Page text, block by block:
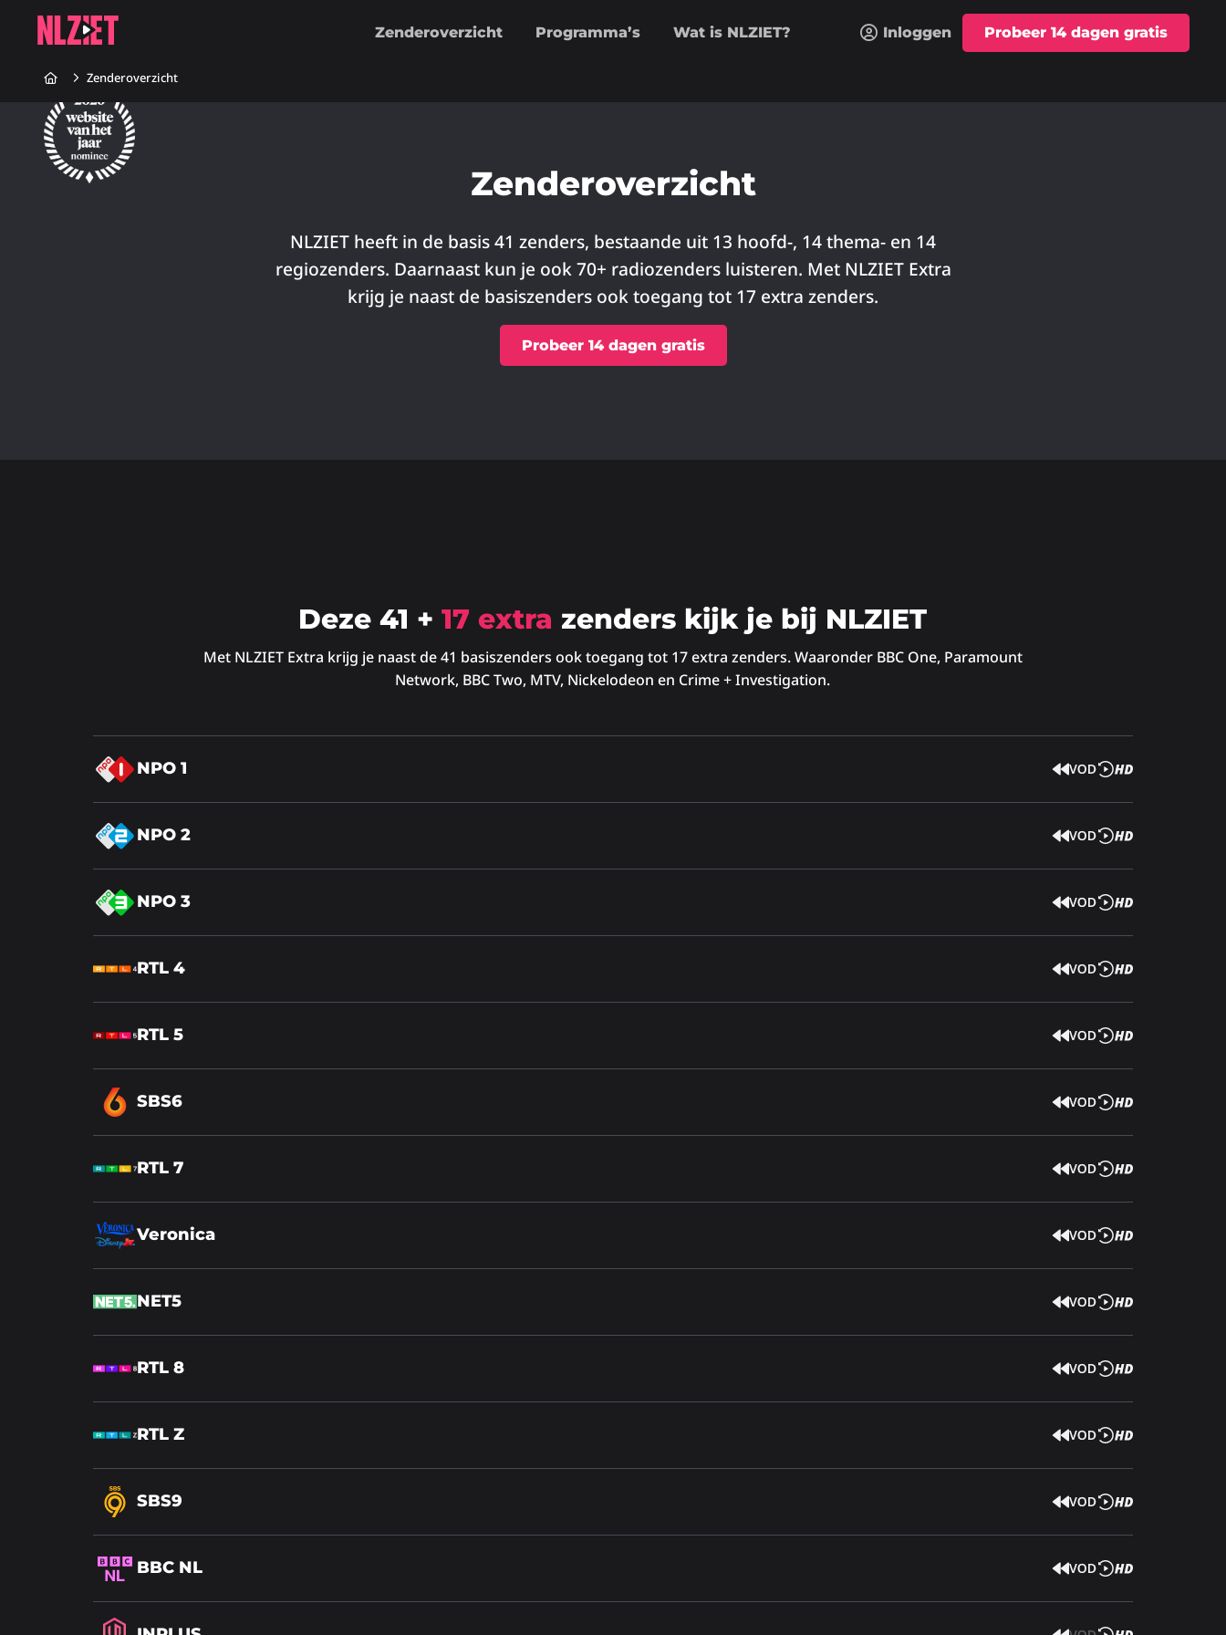
Zenderoverzicht Programma’s Wat is NLZIET? Inloggen Probeer 14 dagen gratis
HomeZenderoverzicht
Zenderoverzicht
NLZIET heeft in de basis 41 zenders, bestaande uit 13 hoofd-, 14 thema- en 14
regiozenders. Daarnaast kun je ook 70+ radiozenders luisteren. Met NLZIET Extra
krijg je naast de basiszenders ook toegang tot 17 extra zenders.
Probeer 14 dagen gratis
Deze 41 +17 extra zenders kijk je bij NLZIET
Met NLZIET Extra krijg je naast de 41 basiszenders ook toegang tot 17 extra zenders. Waaronder BBC One, Paramount
Network, BBC Two, MTV, Nickelodeon en Crime + Investigation.
NPO 1
Lees
meer
over
NPO 2
Lees
meer
over
NPO 3
Lees
meer
over
RTL 4
Lees
over
RTL 5
Lees
over
SBS6
Lees
meer
over
RTL 7
Lees
over
Veronica
Lees
meer
over
NET5
Lees
meer
over
RTL 8
Lees
over
RTL Z
Lees
over
SBS9
Lees
meer
over
BBC NL
Lees
meer
over
Lees